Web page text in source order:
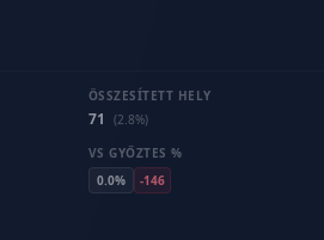
ÖSSZESÍTETT HELY
71
(2.8%)
VS GYŐZTES %
0.0%
-146